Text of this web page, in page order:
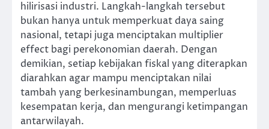
hilirisasi industri. Langkah-langkah tersebut
bukan hanya untuk memperkuat daya saing
nasional, tetapi juga menciptakan multiplier
effect bagi perekonomian daerah. Dengan
demikian, setiap kebijakan fiskal yang diterapkan
diarahkan agar mampu menciptakan nilai
tambah yang berkesinambungan, memperluas
kesempatan kerja, dan mengurangi ketimpangan
antarwilayah.